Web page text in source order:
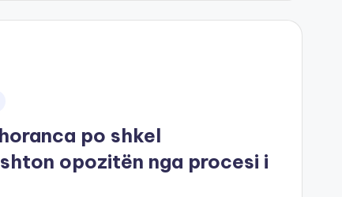
po shkel
opozitën nga procesi i